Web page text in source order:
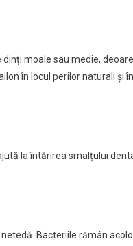
moale sau medie,
în locul perilor naturali și
la întărirea smalțului
Bacteriile rămân